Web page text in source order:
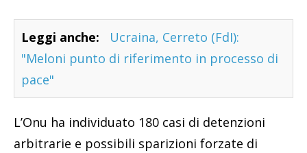
Leggi anche:
Ucraina, Cerreto (FdI):
"Meloni punto di riferimento in processo di
pace"
L’Onu ha individuato 180 casi di detenzioni
arbitrarie e possibili sparizioni forzate di